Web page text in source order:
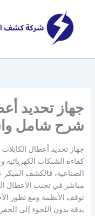
المحتوى
شرح شامل
جهاز تحديد أعطال
كفاءة الشبكات
الصناعية، فالكشف
مباشر في تجنب الأعطال
توقف الأنظمة ومع تطور
بدقة بدون اللجوء إلى